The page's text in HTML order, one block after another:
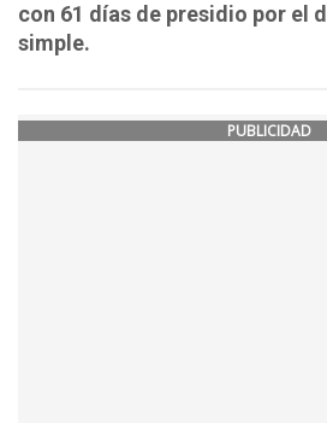
con 61 días de presidio por el
simple.
PUBLICIDAD